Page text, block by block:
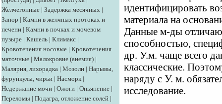
Желчегонные | Задержка месячных |
Запор | Камни в желчных протоках и
печени | Камни в почках и мочевом
пузыре | Кашель | Климакс |
Кровотечения носовые | Кровотечения
маточные | Малокровие (анемия) |
Малярия, лихорадка | Мозоли | Нарывы,
фурункулы, чирьи | Насморк |
Недержание мочи | Ожоги | Опьянение |
Переломы | Подагра, отложение солей |
идентифицировать
материала на
Данные м-ды
способностью,
др. У.м. чаще всего
классические.
наряду с У. м.
исследование.